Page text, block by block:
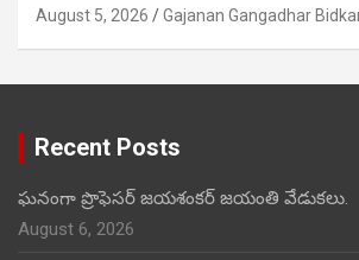
August 5, 2026 Gajanan Gangadhar
Recent Posts
ఘనంగా ప్రొఫెసర్ జయశంకర్ జయంతి వేడుకలు.
August 6, 2026